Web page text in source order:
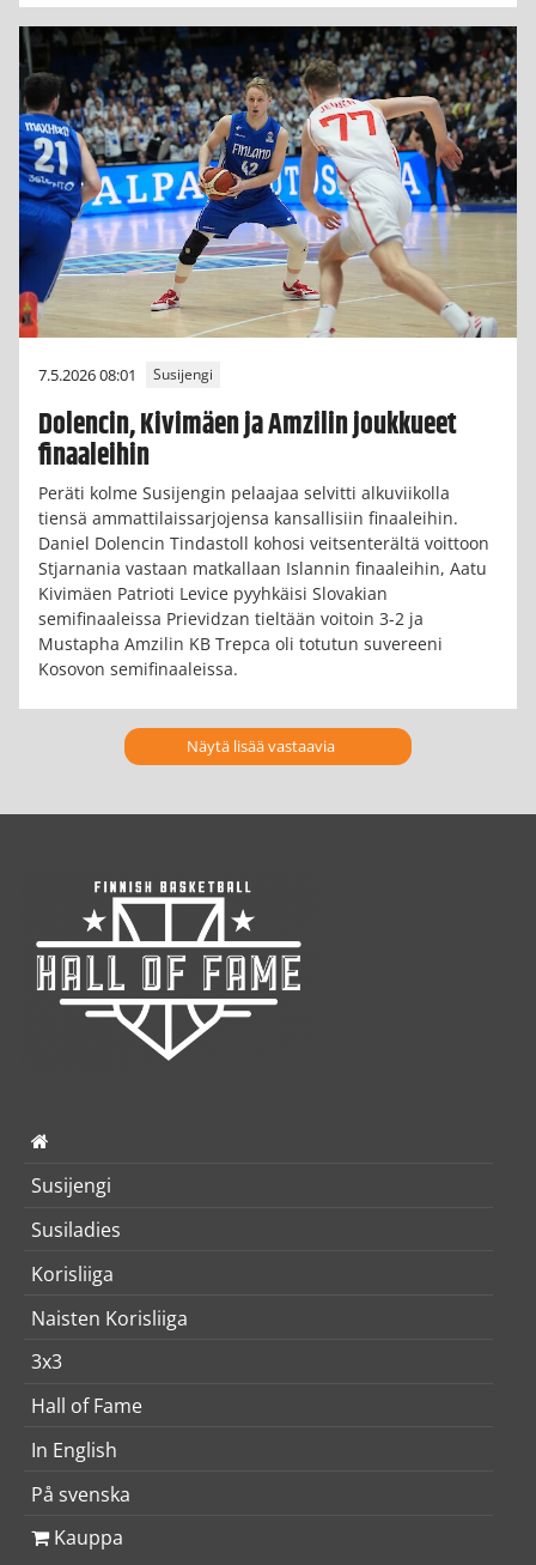
7.5.2026 08:01 Susijengi
Dolencin, Kivimäen ja Amzilin joukkueet
finaaleihin
Peräti kolme Susijengin pelaajaa selvitti alkuviikolla
tiensä ammattilaissarjojensa kansallisiin finaaleihin.
Daniel Dolencin Tindastoll kohosi veitsenterältä voittoon
Stjarnania vastaan matkallaan Islannin finaaleihin, Aatu
Kivimäen Patrioti Levice pyyhkäisi Slovakian
semifinaaleissa Prievidzan tieltään voitoin 3-2 ja
Mustapha Amzilin KB Trepca oli totutun suvereeni
Kosovon semifinaaleissa.
Näytä lisää vastaavia
Susijengi
Susiladies
Korisliiga
Naisten Korisliiga
3x3
Hall of Fame
In English
På svenska
Kauppa